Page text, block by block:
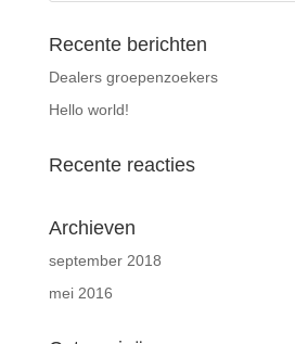
Recente berichten
Dealers groepenzoekers
Hello world!
Recente reacties
Archieven
september 2018
mei 2016